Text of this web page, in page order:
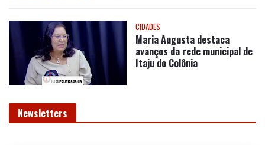
CIDADES
Maria Augusta destaca
avanços da rede municipal de
Itaju do Colônia
Newsletters